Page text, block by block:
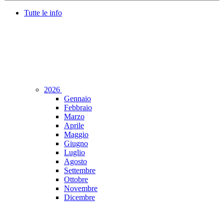
Tutte le info
2026
Gennaio
Febbraio
Marzo
Aprile
Maggio
Giugno
Luglio
Agosto
Settembre
Ottobre
Novembre
Dicembre